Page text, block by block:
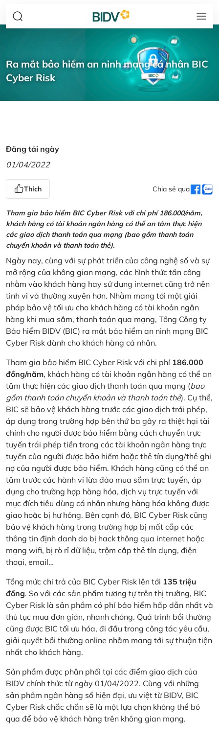
Ra mắt bảo hiểm an ninh mạng cá nhân BIC
Cyber Risk
Đăng tải ngày
01/04/2022
Thích Chia sẻ qua
Tham gia bảo hiểm BIC Cyber Risk với chi phí 186.000/năm,
khách hàng có tài khoản ngân hàng có thể an tâm thực hiện
các giao dịch thanh toán qua mạng (bao gồm thanh toán
chuyển khoản và thanh toán thẻ).
Ngày nay, cùng với sự phát triển của công nghệ số và sự
mở rộng của không gian mạng, các hình thức tấn công
nhằm vào khách hàng hay sử dụng internet cũng trở nên
tinh vi và thường xuyên hơn. Nhằm mang tới một giải
pháp bảo vệ tối ưu cho khách hàng có tài khoản ngân
hàng khi mua sắm, thanh toán qua mạng, Tổng Công ty
Bảo hiểm BIDV (BIC) ra mắt bảo hiểm an ninh mạng BIC
Cyber Risk dành cho khách hàng cá nhân.
Tham gia bảo hiểm BIC Cyber Risk với chi phí 186.000
đồng/năm, khách hàng có tài khoản ngân hàng có thể an
tâm thực hiện các giao dịch thanh toán qua mạng (bao
gồm thanh toán chuyển khoản và thanh toán thẻ). Cụ thể,
BIC sẽ bảo vệ khách hàng trước các giao dịch trái phép,
áp dụng trong trường hợp bên thứ ba gây ra thiệt hại tài
chính cho người được bảo hiểm bằng cách chuyển trực
tuyến trái phép tiền trong các tài khoản ngân hàng trực
tuyến của người được bảo hiểm hoặc thẻ tín dụng/thẻ ghi
nợ của người được bảo hiểm. Khách hàng cũng có thể an
tâm trước các hành vi lừa đảo mua sắm trực tuyến, áp
dụng cho trường hợp hàng hóa, dịch vụ trực tuyến với
mục đích tiêu dùng cá nhân nhưng hàng hóa không được
giao hoặc bị hư hỏng. Bên cạnh đó, BIC Cyber Risk cũng
bảo vệ khách hàng trong trường hợp bị mất cắp các
thông tin định danh do bị hack thông qua internet hoặc
mạng wifi, bị rò rỉ dữ liệu, trộm cắp thẻ tín dụng, điện
thoại, email…
Tổng mức chi trả của BIC Cyber Risk lên tới 135 triệu
đồng. So với các sản phẩm tương tự trên thị trường, BIC
Cyber Risk là sản phẩm có phí bảo hiểm hấp dẫn nhất và
thủ tục mua đơn giản, nhanh chóng. Quá trình bồi thường
cũng được BIC tối ưu hóa, đi đầu trong công tác yêu cầu,
giải quyết bồi thường online nhằm mang tới sự thuận tiện
nhất cho khách hàng.
Sản phẩm được phân phối tại các điểm giao dịch của
BIDV chính thức từ ngày 01/04/2022. Cùng với những
sản phẩm ngân hàng số hiện đại, ưu việt từ BIDV, BIC
Cyber Risk chắc chắn sẽ là một lựa chọn không thể bỏ
qua để bảo vệ khách hàng trên không gian mạng.